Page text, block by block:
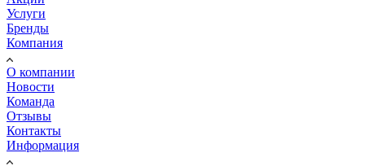
Услуги
Бренды
Компания
О компании
Новости
Команда
Отзывы
Контакты
Информация